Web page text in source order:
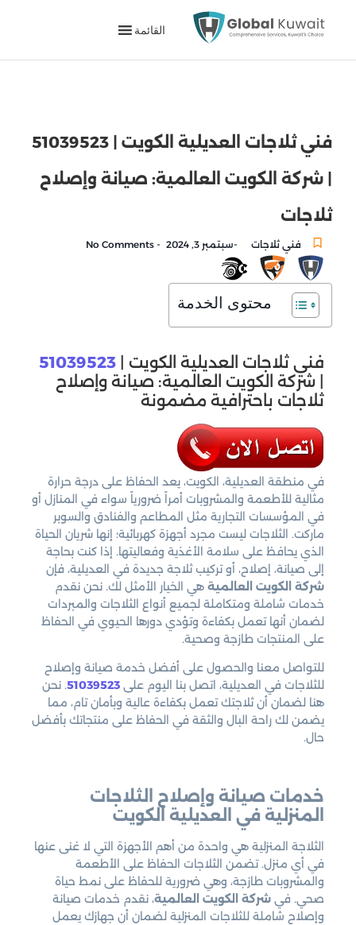
القائمة
فني ثلاجات العديلية الكويت | 51039523
| شركة الكويت العالمية: صيانة وإصلاح
ثلاجات
فني ثلاجات -سبتمبر 3, 2024 -
محتوى الخدمة
فني ثلاجات العديلية الكويت | 51039523
| شركة الكويت العالمية: صيانة وإصلاح
ثلاجات باحترافية مضمونة
في منطقة العديلية، الكويت، يعد الحفاظ على درجة حرارة
مثالية للأطعمة والمشروبات أمراً ضرورياً سواء في المنازل أو
في المؤسسات التجارية مثل المطاعم والفنادق والسوبر
ماركت. الثلاجات ليست مجرد أجهزة كهربائية؛ إنها شريان الحياة
الذي يحافظ على سلامة الأغذية وفعاليتها. إذا كنت بحاجة
إلى صيانة، إصلاح، أو تركيب ثلاجة جديدة في العديلية، فإن
شركة الكويت العالمية هي الخيار الأمثل لك. نحن نقدم
خدمات شاملة ومتكاملة لجميع أنواع الثلاجات والمبردات
لضمان أنها تعمل بكفاءة وتؤدي دورها الحيوي في الحفاظ
على المنتجات طازجة وصحية.
للتواصل معنا والحصول على أفضل خدمة صيانة وإصلاح
للثلاجات في العديلية، اتصل بنا اليوم على 51039523. نحن
هنا لضمان أن ثلاجتك تعمل بكفاءة عالية وبأمان تام، مما
يضمن لك راحة البال والثقة في الحفاظ على منتجاتك بأفضل
حال.
خدمات صيانة وإصلاح الثلاجات
المنزلية في العديلية الكويت
الثلاجة المنزلية هي واحدة من أهم الأجهزة التي لا غنى عنها
في أي منزل. تضمن الثلاجات الحفاظ على الأطعمة
والمشروبات طازجة، وهي ضرورية للحفاظ على نمط حياة
صحي. في شركة الكويت العالمية، نقدم خدمات صيانة
وإصلاح شاملة للثلاجات المنزلية لضمان أن جهازك يعمل